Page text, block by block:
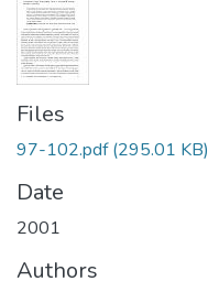
Files
97-102.pdf(295.01 KB)
Date
2001
Authors